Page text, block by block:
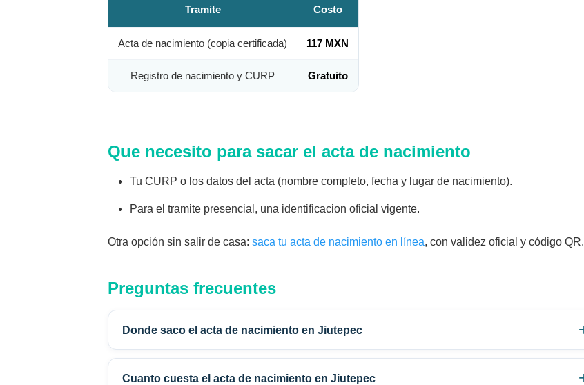
Tramite Costo
Acta de nacimiento (copia certificada) 117 MXN
Registro de nacimiento y CURP Gratuito
Que necesito para sacar el acta de nacimiento
Tu CURP o los datos del acta (nombre completo, fecha y lugar de nacimiento).
Para el tramite presencial, una identificacion oficial vigente.
Otra opción sin salir de casa: saca tu acta de nacimiento en línea, con validez oficial y código QR.
Preguntas frecuentes
Donde saco el acta de nacimiento en Jiutepec
Cuanto cuesta el acta de nacimiento en Jiutepec